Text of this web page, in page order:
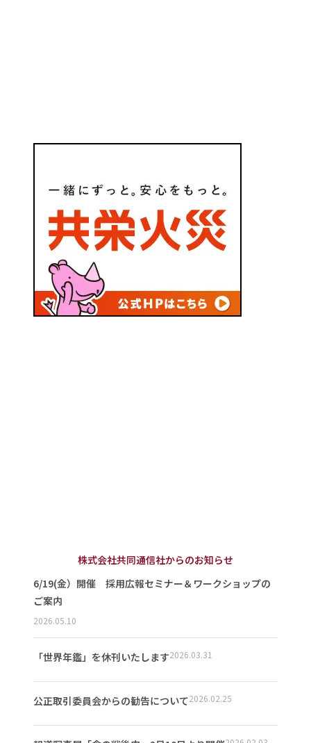
株式会社共同通信社からのお知らせ
6/19(金）開催 採用広報セミナー＆ワークショップの
ご案内
2026.05.10
「世界年鑑」を休刊いたします2026.03.31
公正取引委員会からの勧告について2026.02.25